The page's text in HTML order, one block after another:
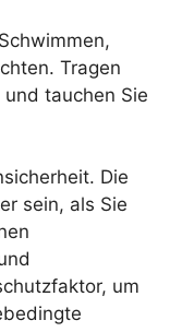
Tragen
tauchen Sie
Die
sein, als Sie
um